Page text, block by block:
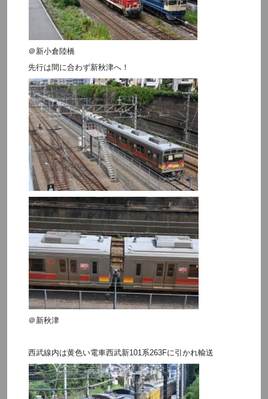
＠新小倉陸橋
先行は間に合わず新秋津へ！
＠新秋津
西武線内は黄色い電車西武新101系263Fに引かれ輸送